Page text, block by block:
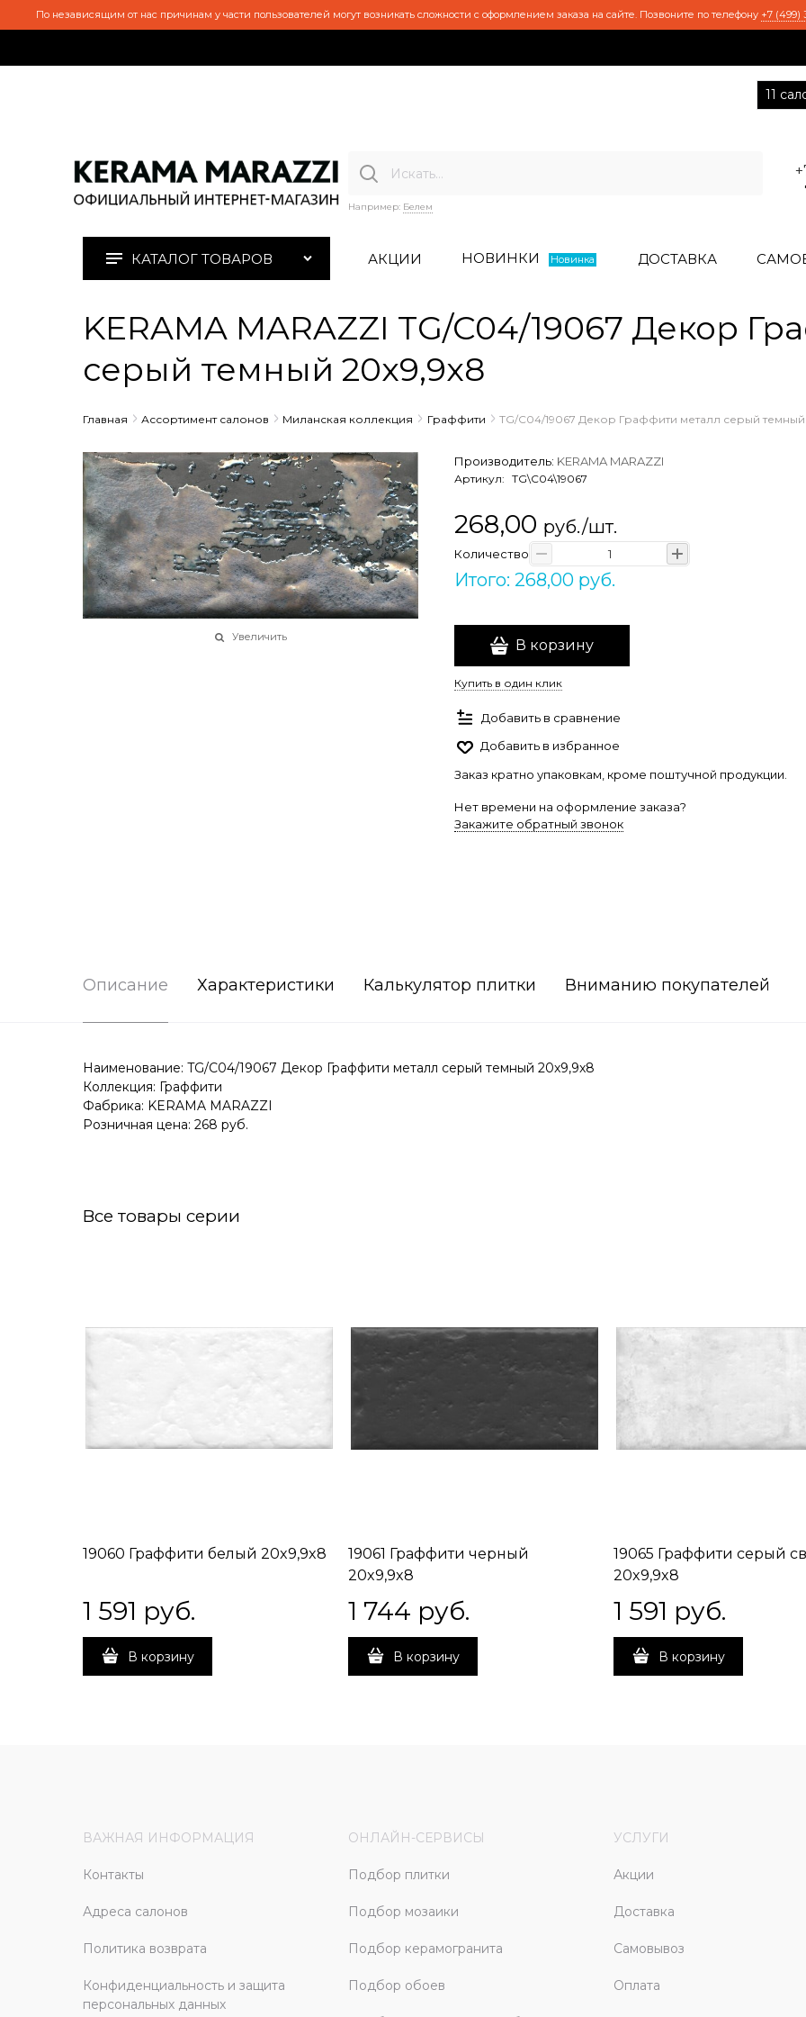
По независящим от нас причинам у части пользователей могут возникать сложности с оформлением заказа на сайте. Позвоните по телефону +7 (499)
11
Например: Белем
КАТАЛОГ ТОВАРОВ АКЦИИ НОВИНКИ Новинка ДОСТАВКА
KERAMA MARAZZI TG/C04/19067 Декор
серый темный 20x9,9x8
Главная Ассортимент салонов Миланская коллекция Граффити TG/C04/19067 Декор Граффити металл серый темный
Увеличить
Производитель: KERAMA MARAZZI
Артикул: TG\C04\19067
268,00 руб./шт.
Количество
Итого: 268,00 руб.
В корзину
Купить в один клик
Добавить в сравнение
Добавить в избранное
Заказ кратно упаковкам, кроме поштучной продукции.
Нет времени на оформление заказа?
Закажите обратный звонок
Описание Характеристики Калькулятор плитки Вниманию покупателей
Наименование: TG/C04/19067 Декор Граффити металл серый темный 20x9,9x8
Коллекция: Граффити
Фабрика: KERAMA MARAZZI
Розничная цена: 268 руб.
Все товары серии
19060 Граффити белый 20x9,9x8
1 591 руб.
В корзину
19061 Граффити черный
20x9,9x8
1 744 руб.
В корзину
19065 Граффити серый
20x9,9x8
1 591 руб.
В корзину
ВАЖНАЯ ИНФОРМАЦИЯ
Контакты
Адреса салонов
Политика возврата
Конфиденциальность и защита
персональных данных
ОНЛАЙН-СЕРВИСЫ
Подбор плитки
Подбор мозаики
Подбор керамогранита
Подбор обоев
УСЛУГИ
Акции
Доставка
Самовывоз
Оплата